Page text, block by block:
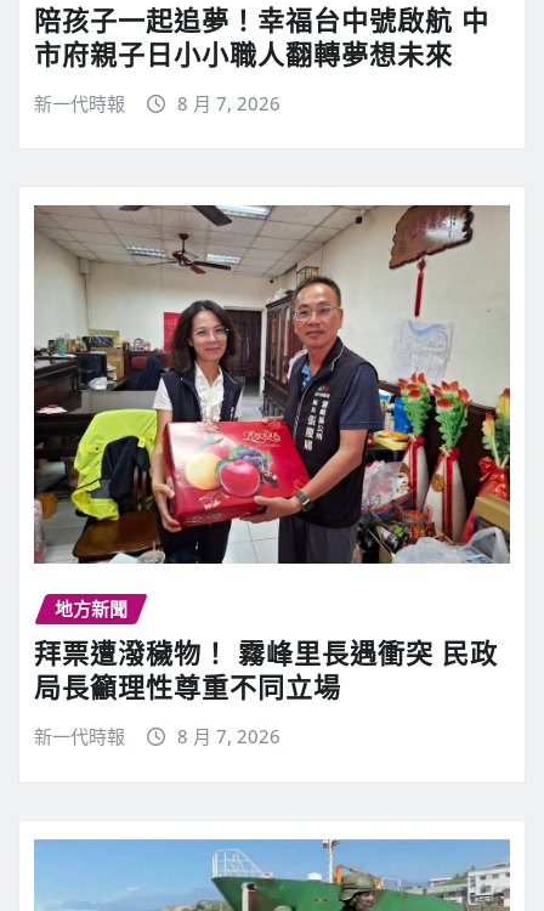
陪孩子一起追夢！幸福台中號啟航 中
市府親子日小小職人翻轉夢想未來
新一代時報 8 月 7, 2026
地方新聞
拜票遭潑穢物！ 霧峰里長遇衝突 民政
局長籲理性尊重不同立場
新一代時報 8 月 7, 2026